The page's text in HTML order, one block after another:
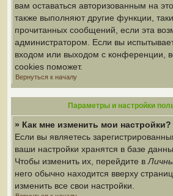
вам оставаться авторизованным на
также выполняют другие функции,
прочитанных сообщений, если эта
администратором. Если вы
входом или выходом с конференции,
cookies поможет.
Вернуться к началу
Параметры и настройки
» Как мне изменить мои настройки?
Если вы являетесь
ваши настройки хранятся в базе
Чтобы изменить их, перейдите в
него обычно находится вверху
изменить все свои настройки.